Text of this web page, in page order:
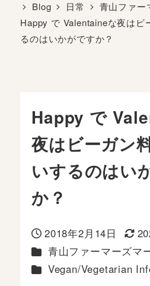
Blog 日常
青山ファー
Happy で Valentaineな夜はビ
るのはいかがですか？
Happy で
夜はビーガン
いするのはい
か？
投稿日
2018年2月14日
更新
カテゴリー
青山ファーマーズマ
カテゴリー
Vegan/Vegetarian